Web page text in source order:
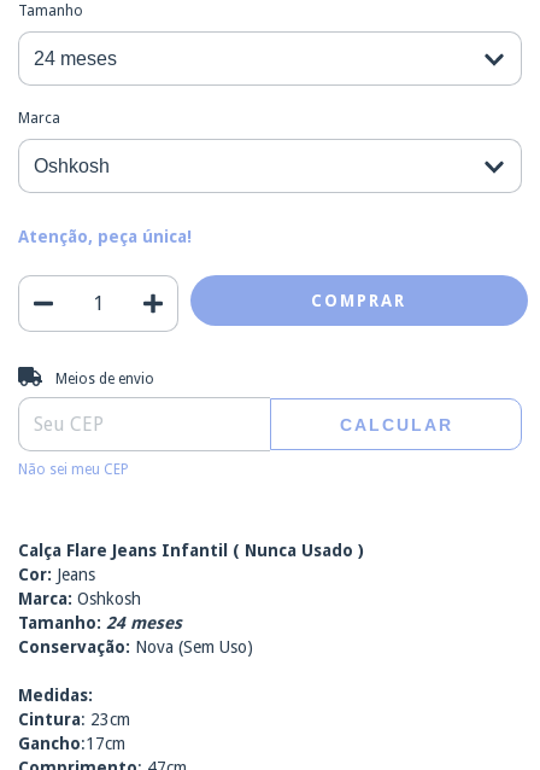
Tamanho
Marca
Atenção, peça única!
Entregas para o CEP:
Meios de envio
CALCULAR
Não sei meu CEP
Calça Flare Jeans Infantil ( Nunca Usado )
Cor: Jeans
Marca: Oshkosh
Tamanho: 24 meses
Conservação: Nova (Sem Uso)
Medidas:
Cintura: 23cm
Gancho:17cm